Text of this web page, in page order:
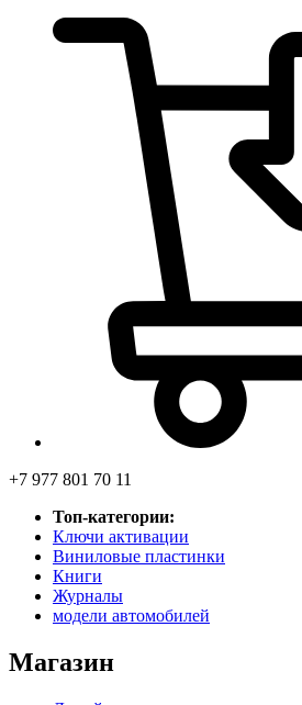
+7 977 801 70 11
Топ-категории:
Ключи активации
Виниловые пластинки
Книги
Журналы
модели автомобилей
Магазин